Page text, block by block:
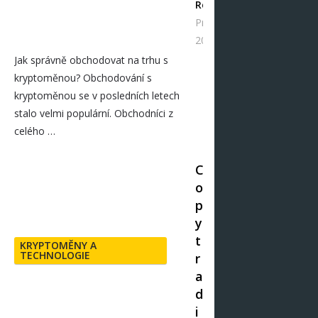
Redakce
Pro 13,
2024
Jak správně obchodovat na trhu s
kryptoměnou? Obchodování s
kryptoměnou se v posledních letech
stalo velmi populární. Obchodníci z
celého …
KRYPTOMĚNY A
TECHNOLOGIE
C
o
p
y
t
r
a
d
i